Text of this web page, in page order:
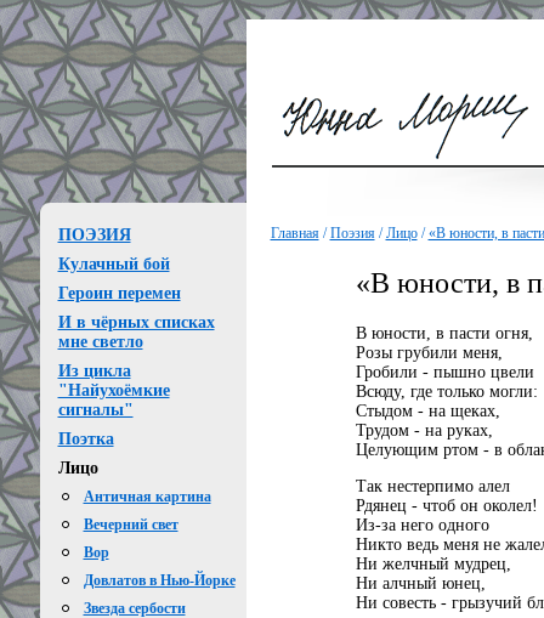
ПОЭЗИЯ
Кулачный бой
Героин перемен
И в чёрных списках
мне светло
Из цикла
"Найухоёмкие
сигналы"
Поэтка
Лицо
Античная картина
Вечерний свет
Вор
Довлатов в Нью-Йорке
Звезда сербости
Главная/Поэзия/Лицо/«В юности, в
«В юности, в
В юности, в пасти огня,
Розы грубили меня,
Гробили - пышно цвели
Всюду, где только могли:
Стыдом - на щеках,
Трудом - на руках,
Целующим ртом - в
Так нестерпимо алел
Рдянец - чтоб он околел!
Из-за него одного
Никто ведь меня не
Ни желчный мудрец,
Ни алчный юнец,
Ни совесть - грызучий